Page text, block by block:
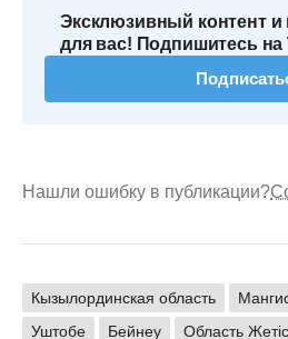
Эксклюзивный контент и
для вас! Подпишитесь на
Нашли ошибку в публикации?
Кызылординская область
Уштобе
Бейнеу Область